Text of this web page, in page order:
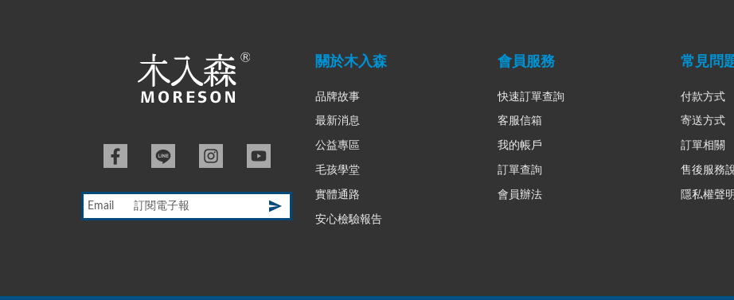
關於木入森
品牌故事
最新消息
公益專區
毛孩學堂
實體通路
安心檢驗報告
會員服務
快速訂單查詢
客服信箱
我的帳戶
訂單查詢
會員辦法
常見問
付款方式
寄送方式
訂單相關
售後服務
隱私權聲明
Email